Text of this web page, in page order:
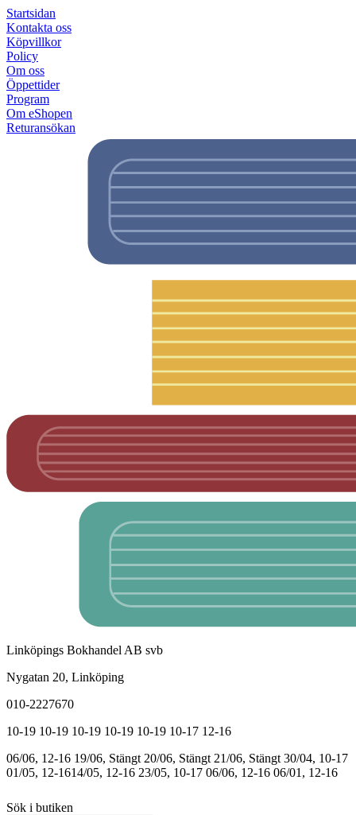
Startsidan
Kontakta oss
Köpvillkor
Policy
Om oss
Öppettider
Program
Om eShopen
Returansökan
Linköpings Bokhandel AB svb
Nygatan 20, Linköping
010-2227670
10-19 10-19 10-19 10-19 10-19 10-17 12-16
06/06, 12-16 19/06, Stängt 20/06, Stängt 21/06, Stängt 30/04, 10-17
01/05, 12-1614/05, 12-16 23/05, 10-17 06/06, 12-16 06/01, 12-16
Sök i butiken